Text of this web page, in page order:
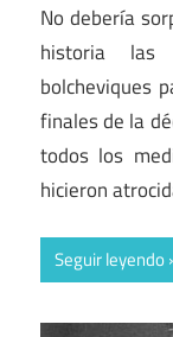
No debería
historia las
bolcheviques
finales de la
todos los
hicieron
Seguir leyendo